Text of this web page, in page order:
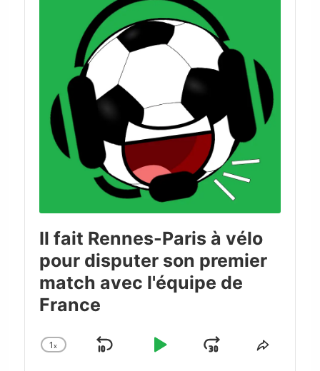
Il fait Rennes-Paris à vélo
pour disputer son premier
match avec l'équipe de
France
Change
1x
Skip
Play
JumpShare